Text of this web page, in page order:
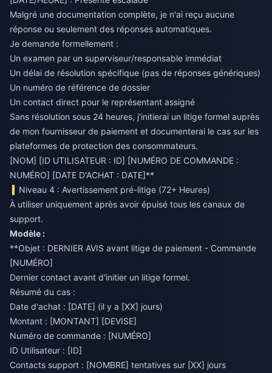
Malgré une documentation complète, je n'ai reçu aucune
réponse ou seulement des réponses automatiques.
Je demande formellement :
Un examen par un superviseur/responsable immédiat
Un délai de résolution spécifique (pas de réponses génériques)
Un numéro de référence de dossier
Un contact direct pour le représentant assigné
Sans résolution sous 24 heures, j'initierai un litige formel auprès
de mon fournisseur de paiement et documenterai le cas sur les
plateformes de protection des consommateurs.
[NOM] [ID UTILISATEUR : ID] [NUMÉRO DE COMMANDE :
NUMÉRO] [DATE D'ACHAT : DATE]**
Niveau 4 : Avertissement pré-litige (72+ Heures)
À utiliser uniquement après avoir épuisé tous les canaux de
support.
Modèle :
**Objet : DERNIER AVIS avant litige de paiement - Commande
[NUMÉRO]
Dernier contact avant d'initier un litige formel.
Résumé du cas :
Date d'achat : [DATE] (il y a [XX] jours)
Montant : [MONTANT] [DEVISE]
Numéro de commande : [NUMÉRO]
ID Utilisateur : [ID]
Contacts support : [NOMBRE] tentatives sur [XX] jours